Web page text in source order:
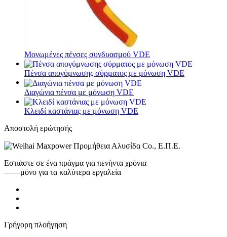
Μονωμένες πένσες συνδυασμού VDE
Πένσα απογύμνωσης σύρματος με μόνωση VDE
Διαγώνια πένσα με μόνωση VDE
Κλειδί καστάνιας με μόνωση VDE
Αποστολή ερώτησής
Εστιάστε σε ένα πράγμα για πενήντα χρόνια
——μόνο για τα καλύτερα εργαλεία
Γρήγορη πλοήγηση